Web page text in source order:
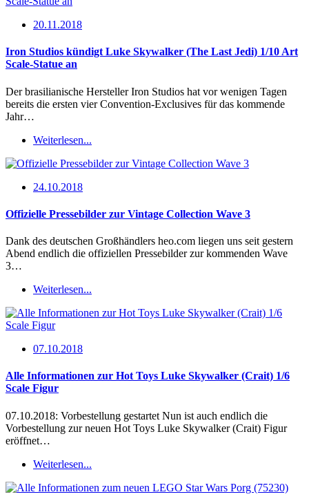
20.11.2018
Iron Studios kündigt Luke Skywalker (The Last Jedi) 1/10 Art
Scale-Statue an
Der brasilianische Hersteller Iron Studios hat vor wenigen Tagen
bereits die ersten vier Convention-Exclusives für das kommende
Jahr…
Weiterlesen...
24.10.2018
Offizielle Pressebilder zur Vintage Collection Wave 3
Dank des deutschen Großhändlers heo.com liegen uns seit gestern
Abend endlich die offiziellen Pressebilder zur kommenden Wave
3…
Weiterlesen...
07.10.2018
Alle Informationen zur Hot Toys Luke Skywalker (Crait) 1/6
Scale Figur
07.10.2018: Vorbestellung gestartet Nun ist auch endlich die
Vorbestellung zur neuen Hot Toys Luke Skywalker (Crait) Figur
eröffnet…
Weiterlesen...